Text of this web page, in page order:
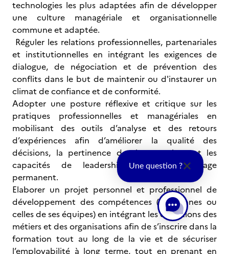
technologies les plus adaptées afin de développer
une culture managériale et organisationnelle
commune et adaptée.
Réguler les relations professionnelles, partenariales
et institutionnelles en intégrant les exigences de
dialogue, de négociation et de prévention des
conflits dans le but de maintenir ou d'instaurer un
climat de confiance et de conformité.
Adopter une posture réflexive et critique sur les
pratiques professionnelles et managériales en
mobilisant des outils d’analyse et des retours
d’expériences afin d’améliorer la qualité des
décisions, la pertinence des interventions et les
capacités de leadership et d’apprentissage
permanent.
Elaborer un projet personnel et professionnel de
développement des compétences (les siennes ou
celles de ses équipes) en intégrant les évolutions des
métiers et des organisations afin de s’inscrire dans la
formation tout au long de la vie et de sécuriser
l’employabilité à long terme, tout en prenant en
Une question ?